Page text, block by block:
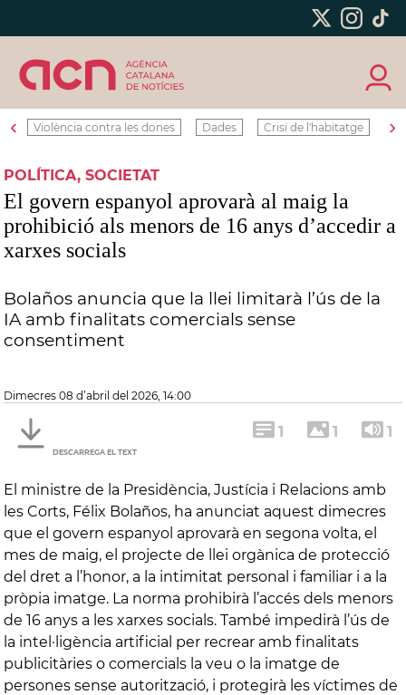
‹ Violència contra les dones Dades Crisi de l'habitatge ›
POLÍTICA, SOCIETAT
El govern espanyol aprovarà al maig la
prohibició als menors de 16 anys d’accedir a
xarxes socials
Bolaños anuncia que la llei limitarà l’ús de la
IA amb finalitats comercials sense
consentiment
dimecres 08 d’abril del 2026, 14:00
DESCARREGA EL TEXT
1 1 1
El ministre de la Presidència, Justícia i Relacions amb
les Corts, Félix Bolaños, ha anunciat aquest dimecres
que el govern espanyol aprovarà en segona volta, el
mes de maig, el projecte de llei orgànica de protecció
del dret a l’honor, a la intimitat personal i familiar i a la
pròpia imatge. La norma prohibirà l’accés dels menors
de 16 anys a les xarxes socials. També impedirà l’ús de
la intel·ligència artificial per recrear amb finalitats
publicitàries o comercials la veu o la imatge de
persones sense autorització, i protegirà les víctimes de